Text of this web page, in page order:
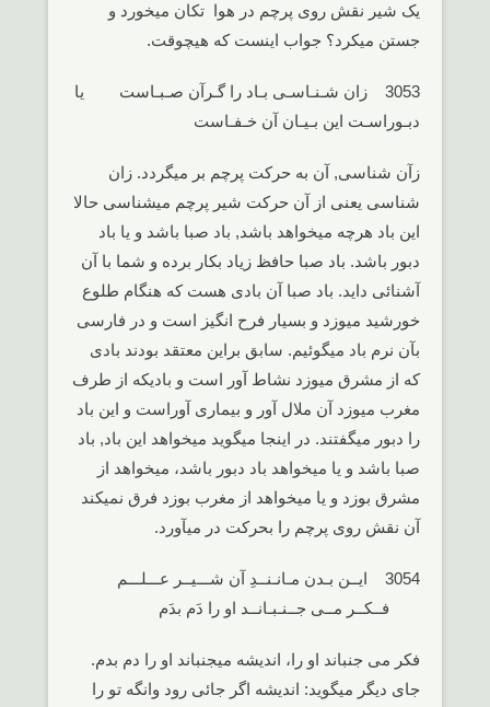
یک شیر نقش روی پرچم در هوا تکان میخورد و
جستن میکرد؟ جواب اینست که هیچوقت.
3053 زان شـنـاسـی بـاد را گـرآن صـبـاست یا
دبـوراسـت این بـیـان آن خـفـاست
زآن شناسی, آن به حرکت پرچم بر میگردد. زان
شناسی یعنی از آن حرکت شیر پرچم میشناسی حالا
این باد هرچه میخواهد باشد, باد صبا باشد و یا باد
دبور باشد. باد صبا حافظ زیاد بکار برده و شما با آن
آشنائی داید. باد صبا آن بادی هست که هنگام طلوع
خورشید میوزد و بسیار فرح انگیز است و در فارسی
بآن نرم باد میگوئیم. سابق براین معتقد بودند بادی
که از مشرق میوزد نشاط آور است و بادیکه از طرف
مغرب میوزد آن ملال آور و بیماری آوراست و این باد
را دبور میگفتند. در اینجا میگوید میخواهد این باد, باد
صبا باشد و یا میخواهد باد دبور باشد، میخواهد از
مشرق بوزد و یا میخواهد از مغرب بوزد فرق نمیکند
آن نقش روی پرچم را بحرکت در میآورد.
3054 ایــن بـدن مـانـنــدِ آن شـــیــر عـــلـــم
فــکــر مــی جــنـبـانــد او را دَم بدَم
فکر می جنباند او را، اندیشه میجنباند او را دم بدم.
جای دیگر میگوید: اندیشه اگر جائی رود وانگه تو را